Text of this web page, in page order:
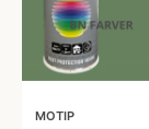
MOTIP